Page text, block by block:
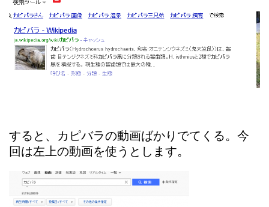
すると、カピバラの動画ばかりでてくる。今
回は左上の動画を使うとします。